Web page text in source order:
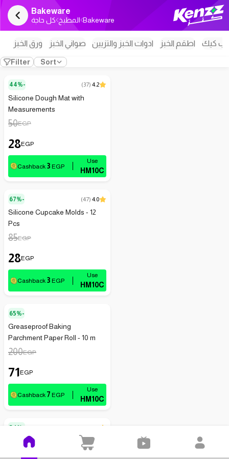
Bakeware
كل حاجة المطبخ Bakeware
ورق الخبز صواني الخبز ادوات الخبز والتزيين اطقم الخبز كيك
Filter Sort
44%- (37) 4.2
Silicone Dough Mat with
Measurements
50EGP
28EGP
Cashback 3 EGP HM10C
67%- (47) 4.0
Silicone Cupcake Molds - 12
Pcs
85EGP
28EGP
Cashback 3 EGP HM10C
65%-
Greaseproof Baking
Parchment Paper Roll - 10 m
200EGP
71EGP
Cashback 7 EGP HM10C
54%-
Non-stick Baking Paper - 5m
125